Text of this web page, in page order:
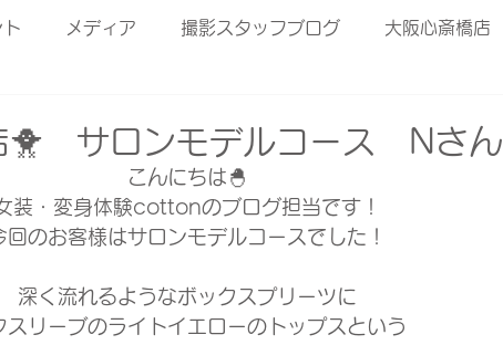
メディア 撮影スタッフブログ 大阪心斎橋店
🐥 サロンモデルコース Nさん
こんにちは🐣
装・変身体験cottonのブログ担当です！
回のお客様はサロンモデルコースでした！
深く流れるようなボックスプリーツに
スリーブのライトイエローのトップスという